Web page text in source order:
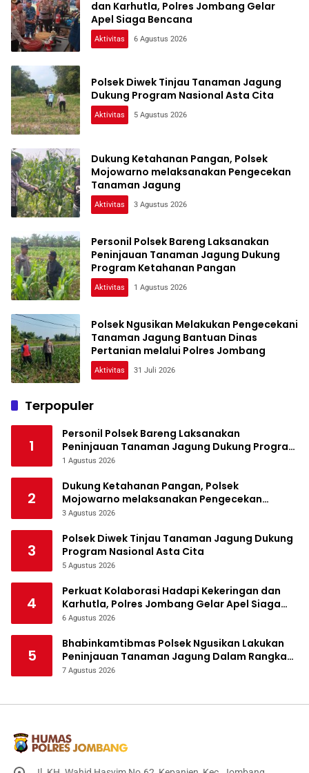
dan Karhutla, Polres Jombang Gelar
Apel Siaga Bencana
Aktivitas 6 Agustus 2026
Polsek Diwek Tinjau Tanaman Jagung
Dukung Program Nasional Asta Cita
Aktivitas 5 Agustus 2026
Dukung Ketahanan Pangan, Polsek
Mojowarno melaksanakan Pengecekan
Tanaman Jagung
Aktivitas 3 Agustus 2026
Personil Polsek Bareng Laksanakan
Peninjauan Tanaman Jagung Dukung
Program Ketahanan Pangan
Aktivitas 1 Agustus 2026
Polsek Ngusikan Melakukan Pengecekani
Tanaman Jagung Bantuan Dinas
Pertanian melalui Polres Jombang
Aktivitas 31 Juli 2026
Terpopuler
1
Personil Polsek Bareng Laksanakan
Peninjauan Tanaman Jagung Dukung Program
Ketahanan Pangan
1 Agustus 2026
2
Dukung Ketahanan Pangan, Polsek
Mojowarno melaksanakan Pengecekan
Tanaman Jagung
3 Agustus 2026
3
Polsek Diwek Tinjau Tanaman Jagung Dukung
Program Nasional Asta Cita
5 Agustus 2026
4
Perkuat Kolaborasi Hadapi Kekeringan dan
Karhutla, Polres Jombang Gelar Apel Siaga
Bencana
6 Agustus 2026
5
Bhabinkamtibmas Polsek Ngusikan Lakukan
Peninjauan Tanaman Jagung Dalam Rangka
Mendukung Ketahanan Pangan
7 Agustus 2026